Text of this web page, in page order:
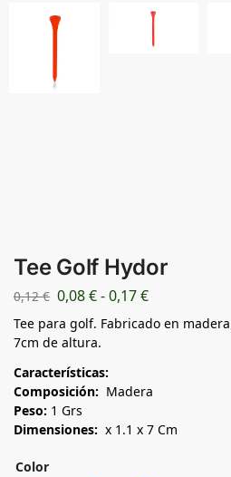
Tee Golf Hydor
0,12€ 0,08€-0,17€
Tee para golf. Fabricado en
7cm de altura.
Características:
Composición: Madera
Peso: 1 Grs
Dimensiones: x 1.1 x 7 Cm
Color